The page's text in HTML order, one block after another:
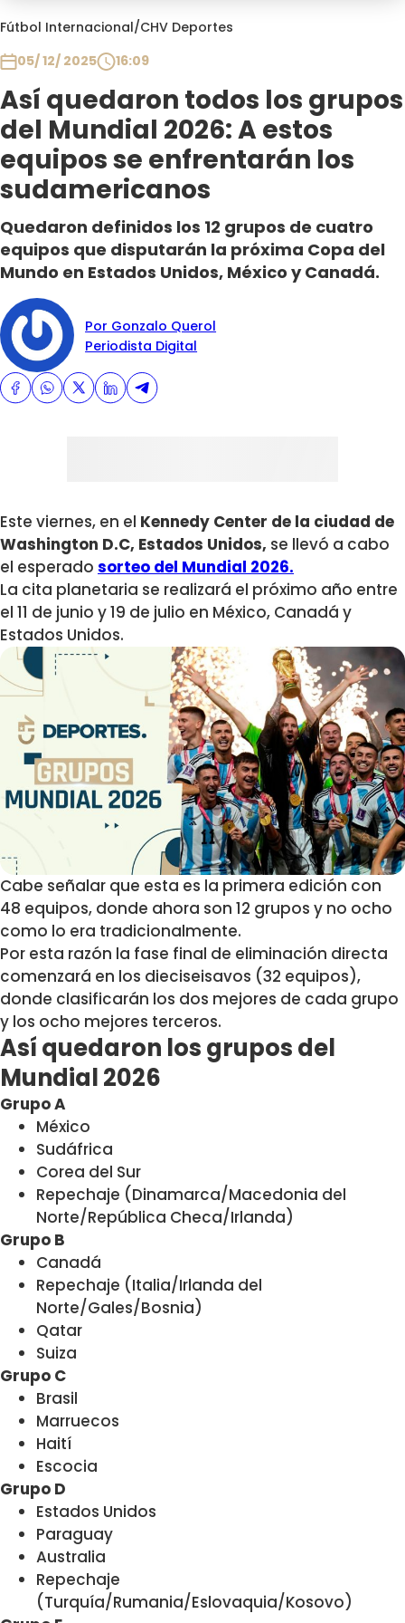
Fútbol Internacional/CHV Deportes
05/ 12/ 2025
16:09
Así quedaron todos los grupos
del Mundial 2026: A estos
equipos se enfrentarán los
sudamericanos
Quedaron definidos los 12 grupos de cuatro
equipos que disputarán la próxima Copa del
Mundo en Estados Unidos, México y Canadá.
Por Gonzalo Querol
Periodista Digital
Este viernes, en el Kennedy Center de la ciudad de
Washington D.C, Estados Unidos, se llevó a cabo
el esperado sorteo del Mundial 2026.
La cita planetaria se realizará el próximo año entre
el 11 de junio y 19 de julio en México, Canadá y
Estados Unidos.
Cabe señalar que esta es la primera edición con
48 equipos, donde ahora son 12 grupos y no ocho
como lo era tradicionalmente.
Por esta razón la fase final de eliminación directa
comenzará en los dieciseisavos (32 equipos),
donde clasificarán los dos mejores de cada grupo
y los ocho mejores terceros.
Así quedaron los grupos del
Mundial 2026
Grupo A
México
Sudáfrica
Corea del Sur
Repechaje (Dinamarca/Macedonia del
Norte/República Checa/Irlanda)
Grupo B
Canadá
Repechaje (Italia/Irlanda del
Norte/Gales/Bosnia)
Qatar
Suiza
Grupo C
Brasil
Marruecos
Haití
Escocia
Grupo D
Estados Unidos
Paraguay
Australia
Repechaje
(Turquía/Rumania/Eslovaquia/Kosovo)
Programas
Club De La Comedia
Contigo en Directo
Plan Perfecto
El Tiempo
Sabingo
Todos Los Programas